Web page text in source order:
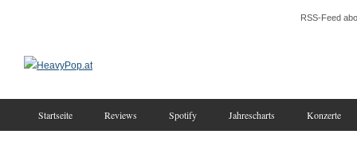
RSS-Feed
Startseite Reviews Spotify Jahrescharts Konzerte